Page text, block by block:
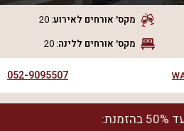
מקס׳ אורחים לאירוע:
20
מקס׳ אורחים ללינה:
20
052-9095507